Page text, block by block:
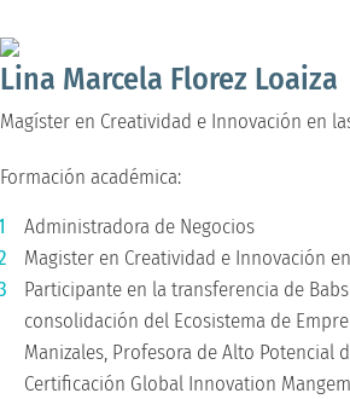
Lina Marcela Florez Loaiza
Magíster en Creatividad e Innovación en
Formación académica:
Administradora de Negocios
Magister en Creatividad e Innovación
Participante en la transferencia de
consolidación del Ecosistema de
Manizales, Profesora de Alto Potencial
Certificación Global Innovation